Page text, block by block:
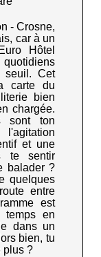
- Crosne,
car à un
Hôtel
seuil. Cet
carte du
bien
chargée.
sont ton
et une
te sentir
balader ?
quelques
entre
est
temps en
dans un
bien, tu
plus ?